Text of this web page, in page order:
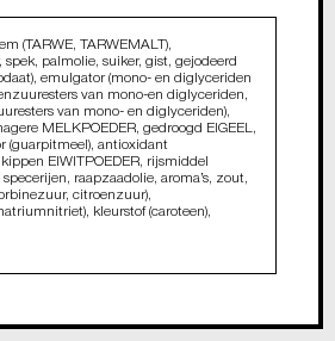
(TARWE, TARWEMALT),
spek, palmolie, suiker, gist, gejodeerd
emulgator (mono- en diglyceriden
van mono-en diglyceriden,
van mono- en diglyceriden),
MELKPOEDER, gedroogd EIGEEL,
(guarpitmeel), antioxidant
EIWITPOEDER, rijsmiddel
raapzaadolie, aroma’s, zout,
citroenzuur),
kleurstof (caroteen),